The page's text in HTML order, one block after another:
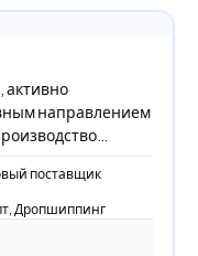
активно
направлением
поставщик
Дропшиппинг